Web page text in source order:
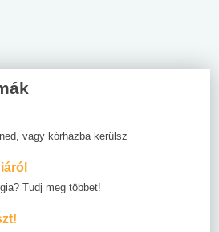
vagy kórházba kerülsz
Tudj meg többet!